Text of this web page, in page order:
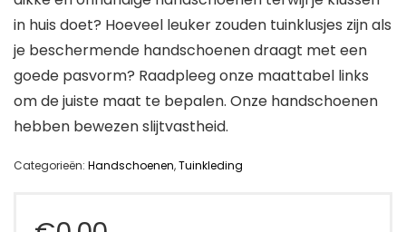
in huis doet? Hoeveel leuker zouden tuinklusjes zijn als
je beschermende handschoenen draagt met een
goede pasvorm? Raadpleeg onze maattabel links
om de juiste maat te bepalen. Onze handschoenen
hebben bewezen slijtvastheid.
Categorieën: Handschoenen,Tuinkleding